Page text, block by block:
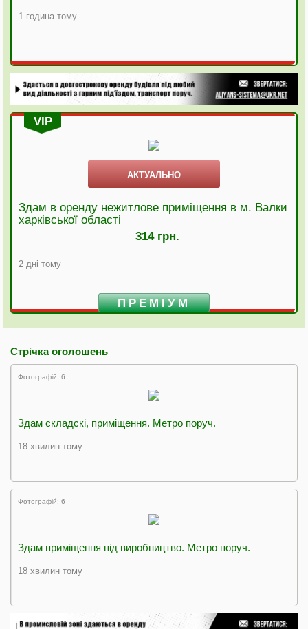
1 година тому
VIP
АКТУАЛЬНО
Здам в оренду нежитлове приміщення в м. Валки
харківської області
314 грн.
2 дні тому
ПРЕМІУМ
Стрічка оголошень
Фотографій: 6
Здам складскі, приміщення. Метро поруч.
18 хвилин тому
Фотографій: 6
Здам приміщення під виробництво. Метро поруч.
18 хвилин тому